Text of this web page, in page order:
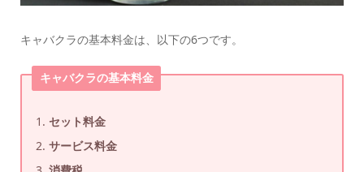
キャバクラの基本料金は、以下の6つです。
キャバクラの基本料金
セット料金
サービス料金